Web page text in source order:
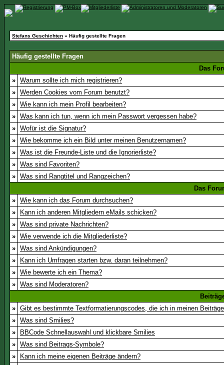
Stefans Geschichten » Häufig gestellte Fragen
Häufig gestellte Fragen
Das
» Warum sollte ich mich registrieren?
» Werden Cookies vom Forum benutzt?
» Wie kann ich mein Profil bearbeiten?
» Was kann ich tun, wenn ich mein Passwort vergessen habe?
» Wofür ist die Signatur?
» Wie bekomme ich ein Bild unter meinen Benutzernamen?
» Was ist die Freunde-Liste und die Ignorierliste?
» Was sind Favoriten?
» Was sind Rangtitel und Rangzeichen?
Das
» Wie kann ich das Forum durchsuchen?
»
Kann ich anderen Mitgliedern eMails schicken?
» Was sind private Nachrichten?
» Wie verwende ich die Mitgliederliste?
» Was sind Ankündigungen?
»
Kann ich Umfragen starten bzw. daran teilnehmen?
» Wie bewerte ich ein Thema?
» Was sind Moderatoren?
» Gibt es bestimmte Textformatierungscodes, die ich in meinen
» Was sind Smilies?
»
BBCode Schnellauswahl und klickbare Smilies
» Was sind Beitrags-Symbole?
»
Kann ich meine eigenen Beiträge ändern?